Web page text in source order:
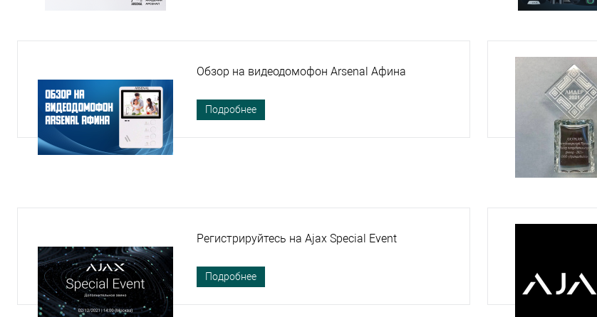
Обзор на видеодомофон Arsenal Афина
Подробнее
Регистрируйтесь на Ajax Special Event
Подробнее